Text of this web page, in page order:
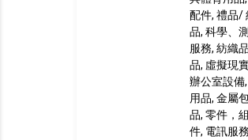
配件, 禮品/
品, 科學、
服務, 紡織
品, 虛擬現
辦公室設備
用品, 金屬
品, 零件，
件, 電訊服